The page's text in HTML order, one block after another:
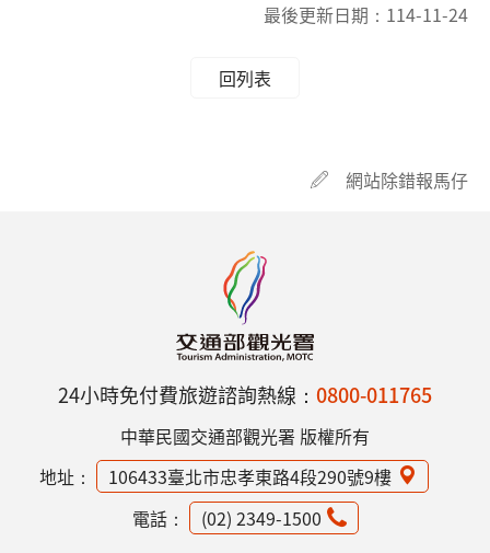
最後更新日期： 114-11-24
回列表
網站除錯報馬仔
24小時免付費旅遊諮詢熱線： 0800-011765
中華民國交通部觀光署 版權所有
地址：
106433臺北市忠孝東路4段290號9樓
電話：
(02) 2349-1500